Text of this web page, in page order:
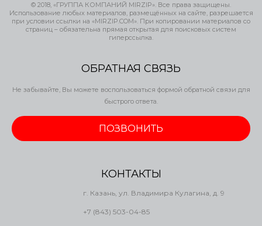
© 2018, «ГРУППА КОМПАНИЙ MIRZIP». Все права защищены.
Использование любых материалов, размещённых на сайте, разрешается
при условии ссылки на «MIRZIP.COM». При копировании материалов со
страниц – обязательна прямая открытая для поисковых систем
гиперссылка.
ОБРАТНАЯ СВЯЗЬ
Не забывайте, Вы можете воспользоваться формой обратной связи для
быстрого ответа.
ПОЗВОНИТЬ
КОНТАКТЫ
г. Казань, ул. Владимира Кулагина, д. 9
+7 (843) 503-04-85